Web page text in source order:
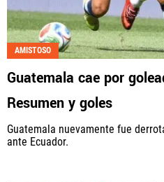
AMISTOSO
Guatemala cae por
Resumen y goles
Guatemala nuevamente fue
ante Ecuador.